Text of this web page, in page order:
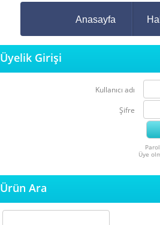
Anasayfa
Üyelik Girişi
Kullanıcı adı
Şifre
Üye
Ürün Ara